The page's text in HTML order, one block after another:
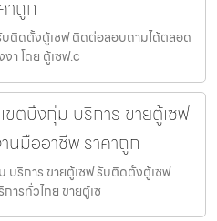
าถูก
บติดตั้งตู้เซฟ ติดต่อสอบถามได้ตลอด
า โดย ตู้เซฟ.c
ขตบึงกุ่ม บริการ ขายตู้เซฟ
มืออาชีพ ราคาถูก
บริการ ขายตู้เซฟ รับติดตั้งตู้เซฟ
ารทั่วไทย ขายตู้เซ